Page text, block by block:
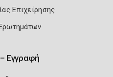
Επιχείρησης
Εγγραφή